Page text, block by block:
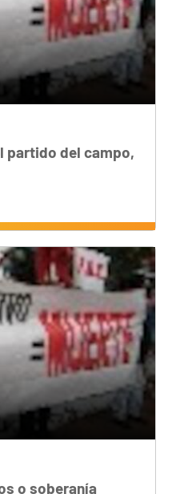
partido del campo,
o soberanía